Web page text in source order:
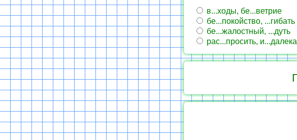
в...ходы, бе...ветрие
бе...покойство, ...гибать
бе...жалостный, ...дуть
рас...просить, и...далека